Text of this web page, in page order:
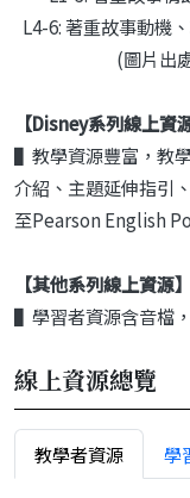
L4-6: 著重故事動機
(圖片出
【Disney系列線上資
▌教學資源豐富，教
介紹、主題延伸指引
至Pearson English
【其他系列線上資源】
▌學習者資源含音檔
線上資源總覽
教學者資源 學